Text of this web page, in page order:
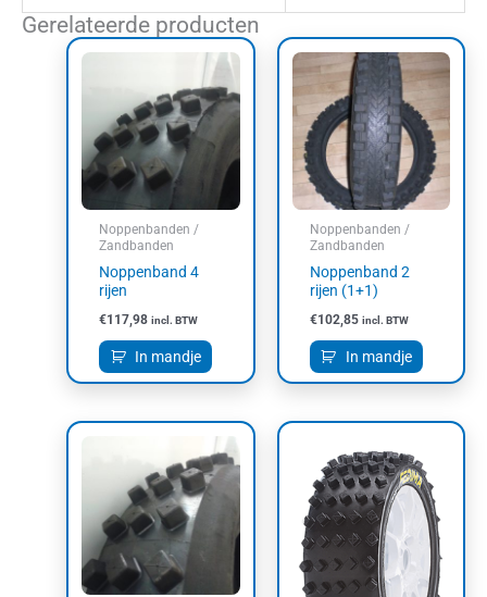
Gerelateerde producten
Noppenbanden /
Zandbanden
Noppenband 4
rijen
€117,98 incl. BTW
In mandje
Noppenbanden /
Zandbanden
Noppenband 2
rijen (1+1)
€102,85 incl. BTW
In mandje